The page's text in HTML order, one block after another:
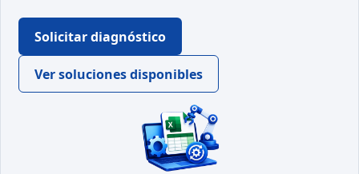
Solicitar diagnóstico
Ver soluciones disponibles